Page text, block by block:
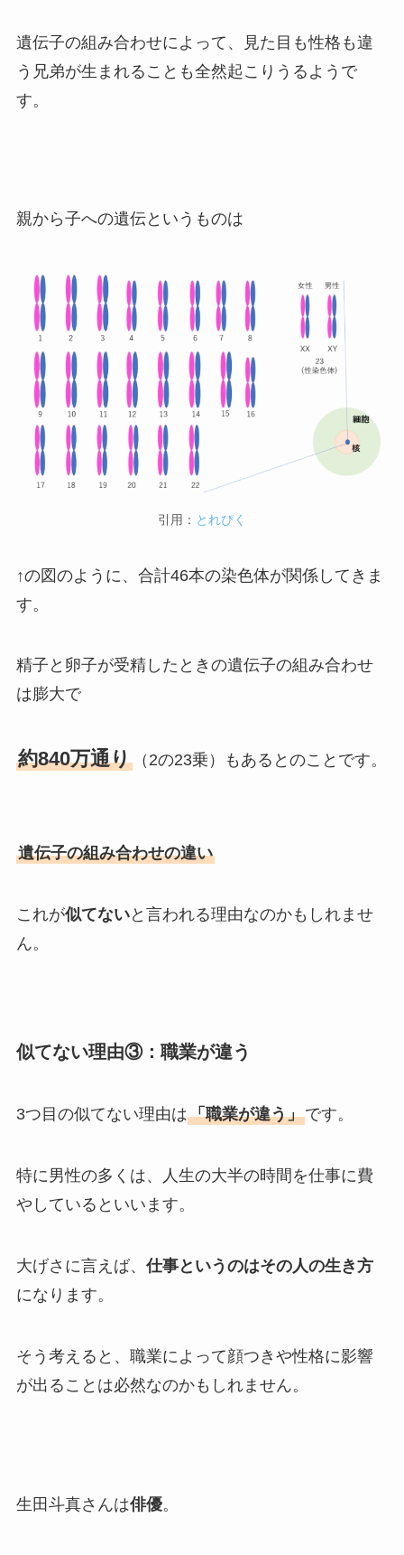
遺伝子の組み合わせによって、見た目も性格も違
う兄弟が生まれることも全然起こりうるようで
す。
親から子への遺伝というものは
引用： とれぴく
↑の図のように、合計46本の染色体が関係してきま
す。
精子と卵子が受精したときの遺伝子の組み合わせ
は膨大で
約840万通り（2の23乗）もあるとのことです。
遺伝子の組み合わせの違い
これが似てないと言われる理由なのかもしれませ
ん。
似てない理由③：職業が違う
3つ目の似てない理由は「職業が違う」です。
特に男性の多くは、人生の大半の時間を仕事に費
やしているといいます。
大げさに言えば、 仕事というのはその人の生き方
になります。
そう考えると、職業によって顔つきや性格に影響
が出ることは必然なのかもしれません。
生田斗真さんは俳優。